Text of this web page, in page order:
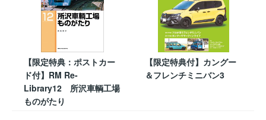
【限定特典：ポストカー
ド付】RM Re-
Library12 所沢車輌工場
ものがたり
【限定特典付】カングー
＆フレンチミニバン3